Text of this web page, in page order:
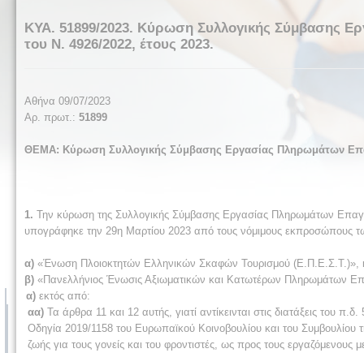
ΚΥΑ. 51899/2023. Κύρωση Συλλογικής Σύμβασης
του Ν. 4926/2022, έτους 2023.
Αθήνα 09/07/2023
Αρ. πρωτ.: 51899
ΘΕΜΑ: Κύρωση Συλλογικής Σύμβασης Εργασίας Πληρωμάτων
1. Την κύρωση της Συλλογικής Σύμβασης Εργασίας Πληρωμάτων
υπογράφηκε την 29η Μαρτίου 2023 από τους νόμιμους εκπροσώπους
α) «Ένωση Πλοιοκτητών Ελληνικών Σκαφών Τουρισμού (Ε.Π.Ε.Σ.Τ.)»,
β) «Πανελλήνιος Ένωσις Αξιωματικών και Κατωτέρων Πληρωμάτων
α) εκτός από:
αα) Τα άρθρα 11 και 12 αυτής, γιατί αντίκεινται στις διατάξεις του
Οδηγία 2019/1158 του Ευρωπαϊκού Κοινοβουλίου και του Συμβουλίου
ζωής για τους γονείς και του φροντιστές, ως προς τους